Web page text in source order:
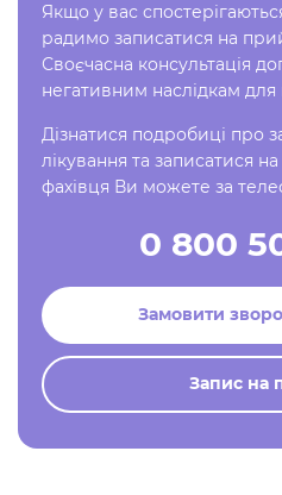
Якщо у вас
радимо записатися на
Своєчасна консультація
негативним наслідкам
Дізнатися подробиці про
лікування та записатися
фахівця Ви можете за
0 800
Замовити
Запис на